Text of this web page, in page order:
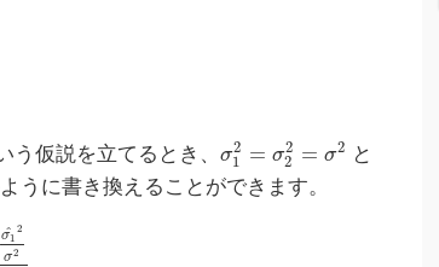
う仮説を立てるとき、 σ2
1
= σ2
2
= σ2
と
うに書き換えることができます。
σ1
^ 2
σ2